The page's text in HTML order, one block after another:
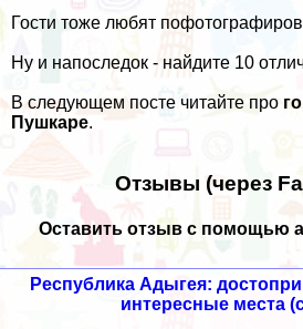
Гости тоже любят
Ну и напоследок - найдите 10
В следующем посте читайте про
Пушкаре.
Отзывы (через
Оставить отзыв с помощью
Республика Адыгея:
интересные места